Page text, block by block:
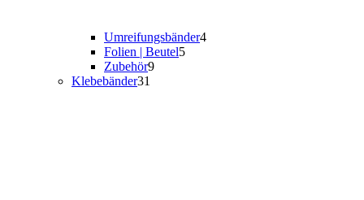
Umreifungsbänder4
Folien | Beutel5
Zubehör9
Klebebänder31